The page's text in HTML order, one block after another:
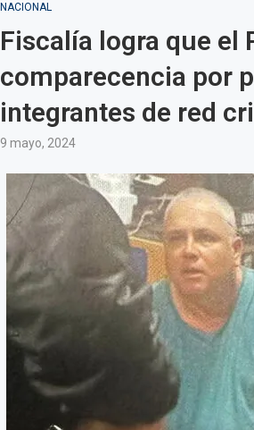
NACIONAL
Fiscalía logra que el
comparecencia por
integrantes de red
9 mayo, 2024